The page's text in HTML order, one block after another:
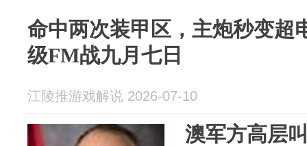
命中两次装甲区，主炮秒变超
级FM战九月七日
江陵推游戏解说 2026-07-10
澳军方高层